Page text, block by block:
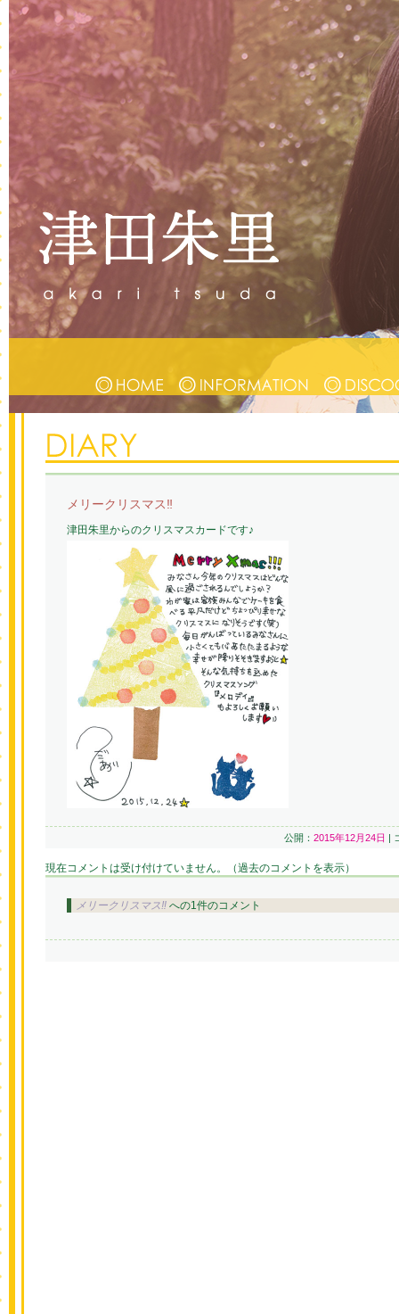
メリークリスマス‼
津田朱里からのクリスマスカードです♪
公開： 2015年12月24日 |
現在コメントは受け付けていません。（過去のコメントを表示）
メリークリスマス‼ への1件のコメント